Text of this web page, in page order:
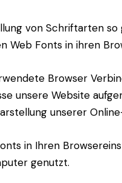
von Schriftarten
Web Fonts in ihren
Browser
unsere Website
unserer
in Ihren
genutzt.